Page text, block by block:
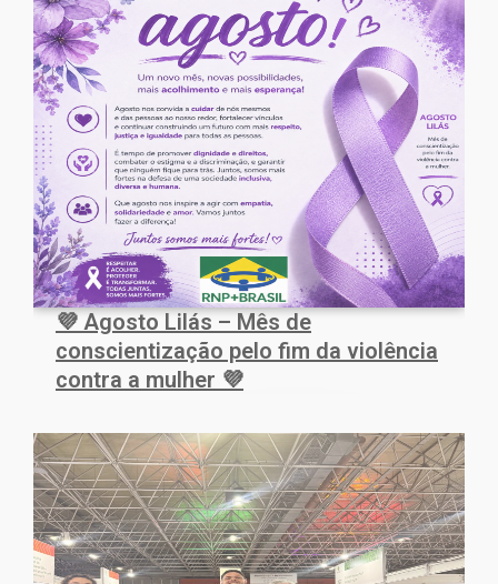
💜 Agosto Lilás – Mês de
conscientização pelo fim da violência
contra a mulher 💜